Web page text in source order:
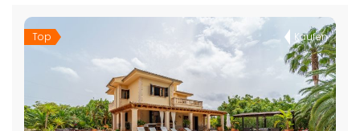
Top Kaufen